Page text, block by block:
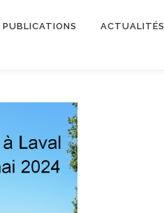
PUBLICATIONS ACTUALITÉS